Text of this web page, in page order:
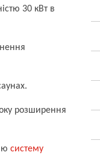
30 кВт в
розширення
систему